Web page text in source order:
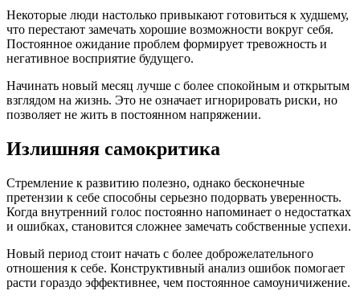
Некоторые люди настолько привыкают готовиться к худшему,
что перестают замечать хорошие возможности вокруг себя.
Постоянное ожидание проблем формирует тревожность и
негативное восприятие будущего.
Начинать новый месяц лучше с более спокойным и открытым
взглядом на жизнь. Это не означает игнорировать риски, но
позволяет не жить в постоянном напряжении.
Излишняя самокритика
Стремление к развитию полезно, однако бесконечные
претензии к себе способны серьезно подорвать уверенность.
Когда внутренний голос постоянно напоминает о недостатках
и ошибках, становится сложнее замечать собственные успехи.
Новый период стоит начать с более доброжелательного
отношения к себе. Конструктивный анализ ошибок помогает
расти гораздо эффективнее, чем постоянное самоуничижение.